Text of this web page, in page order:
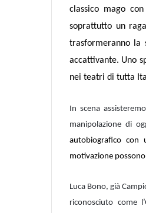
classico mago
soprattutto un
trasformeranno la
accattivante. Uno
nei teatri di tutta
In scena
manipolazione di
autobiografico con
motivazione
Luca Bono, già
riconosciuto come